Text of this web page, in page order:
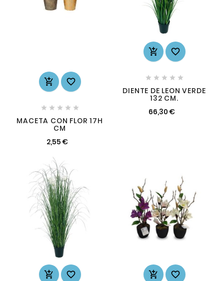
 
    
MACETA CON FLOR 17H
CM
2,55 €
 
    
DIENTE DE LEON VERDE
132 CM.
66,30 €
   